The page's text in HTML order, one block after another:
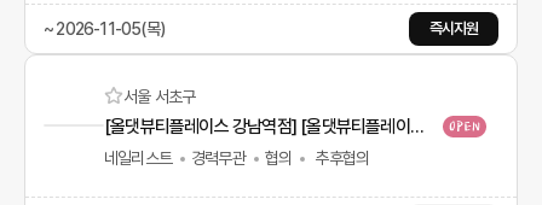
즉시지원
~ 2026-11-05(목)
서울 서초구
[올댓뷰티플레이스 강남역점] [올댓뷰티플레이스강남역점/월300만] 네일아티스트 경력 채용
네일리스트 경력무관 협의 추후협의